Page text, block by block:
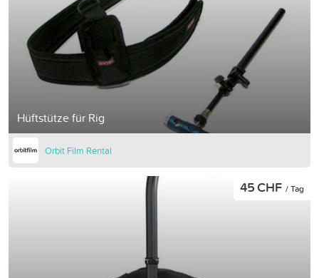
Hüftstütze für Rig
Orbit Film Rental
45 CHF / Tag